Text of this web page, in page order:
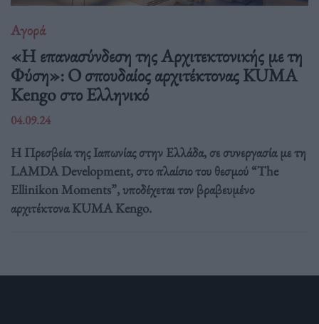
Αγορά
«Η επανασύνδεση της Αρχιτεκτονικής με τη
Φύση»: Ο σπουδαίος αρχιτέκτονας KUMA
Kengo στο Ελληνικό
04.09.24
Η Πρεσβεία της Ιαπωνίας στην Ελλάδα, σε συνεργασία με τη
LAMDA Development, στο πλαίσιο του θεσμού “The
Ellinikon Moments”, υποδέχεται τον βραβευμένο
αρχιτέκτονα KUMA Kengo.